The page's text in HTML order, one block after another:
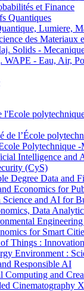
et Finance
Quantiques
Lumiere,
des Materiaux
Solids -
- Eau, Air,
l'Ecole
de l’École
Polytechnique
Intelligence and
(CyS)
Degree Data and
Economics for
and AI for
Data
for Smart
Things :
Environment :
Responsible AI
and
Cinematography